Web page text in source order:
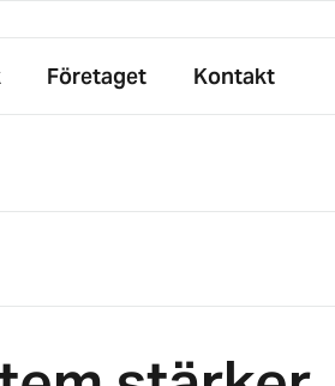
Företaget Kontakt